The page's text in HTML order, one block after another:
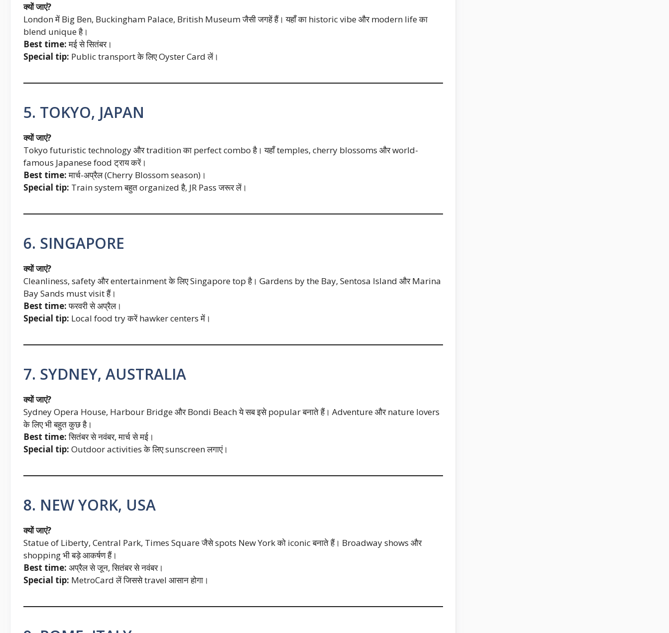
क्यों जाएं?
London में Big Ben, Buckingham Palace, British Museum जैसी जगहें हैं। यहाँ का historic vibe और modern life का
blend unique है।
Best time:मई से सितंबर।
Special tip: Public transport के लिए Oyster Card लें।
5. TOKYO, JAPAN
क्यों जाएं?
Tokyo futuristic technology और tradition का perfect combo है। यहाँ temples, cherry blossoms और world-
famous Japanese food ट्राय करें।
Best time:मार्च-अप्रैल (Cherry Blossom season)।
Special tip: Train system बहुत organized है, JR Pass जरूर लें।
6. SINGAPORE
क्यों जाएं?
Cleanliness, safety और entertainment के लिए Singapore top है। Gardens by the Bay, Sentosa Island और Marina
Bay Sands must visit हैं।
Best time:फरवरी से अप्रैल।
Special tip: Local food try करें hawker centers में।
7. SYDNEY, AUSTRALIA
क्यों जाएं?
Sydney Opera House, Harbour Bridge और Bondi Beach ये सब इसे popular बनाते हैं। Adventure और nature lovers
के लिए भी बहुत कुछ है।
Best time:सितंबर से नवंबर, मार्च से मई।
Special tip: Outdoor activities के लिए sunscreen लगाएं।
8. NEW YORK, USA
क्यों जाएं?
Statue of Liberty, Central Park, Times Square जैसे spots New York को iconic बनाते हैं। Broadway shows और
shopping भी बड़े आकर्षण हैं।
Best time: अप्रैल से जून, सितंबर से नवंबर।
Special tip: MetroCard लें जिससे travel आसान होगा।